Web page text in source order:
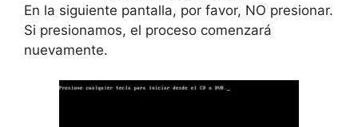
En la siguiente pantalla, por favor, NO presionar.
Si presionamos, el proceso comenzará
nuevamente.